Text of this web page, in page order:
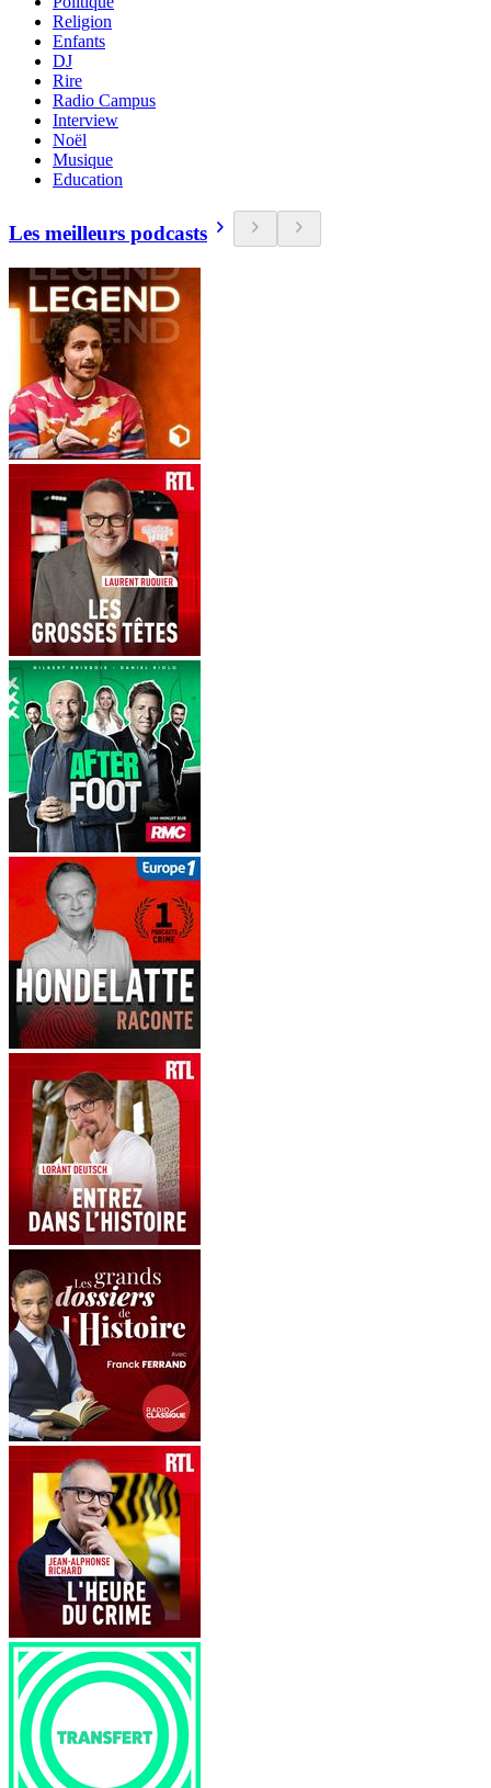
Religion
Enfants
DJ
Rire
Radio Campus
Interview
Noël
Musique
Education
Les meilleurs podcasts